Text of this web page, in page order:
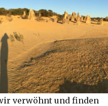
verwöhnt und finden